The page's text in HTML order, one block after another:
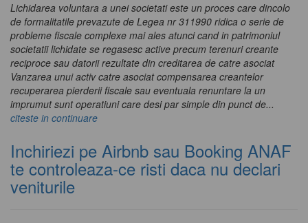
Lichidarea voluntara a unei societati este un proces care dincolo
de formalitatile prevazute de Legea nr 311990 ridica o serie de
probleme fiscale complexe mai ales atunci cand in patrimoniul
societatii lichidate se regasesc active precum terenuri creante
reciproce sau datorii rezultate din creditarea de catre asociat
Vanzarea unui activ catre asociat compensarea creantelor
recuperarea pierderii fiscale sau eventuala renuntare la un
imprumut sunt operatiuni care desi par simple din punct de...
citeste in continuare
Inchiriezi pe Airbnb sau Booking ANAF
te controleaza-ce risti daca nu declari
veniturile